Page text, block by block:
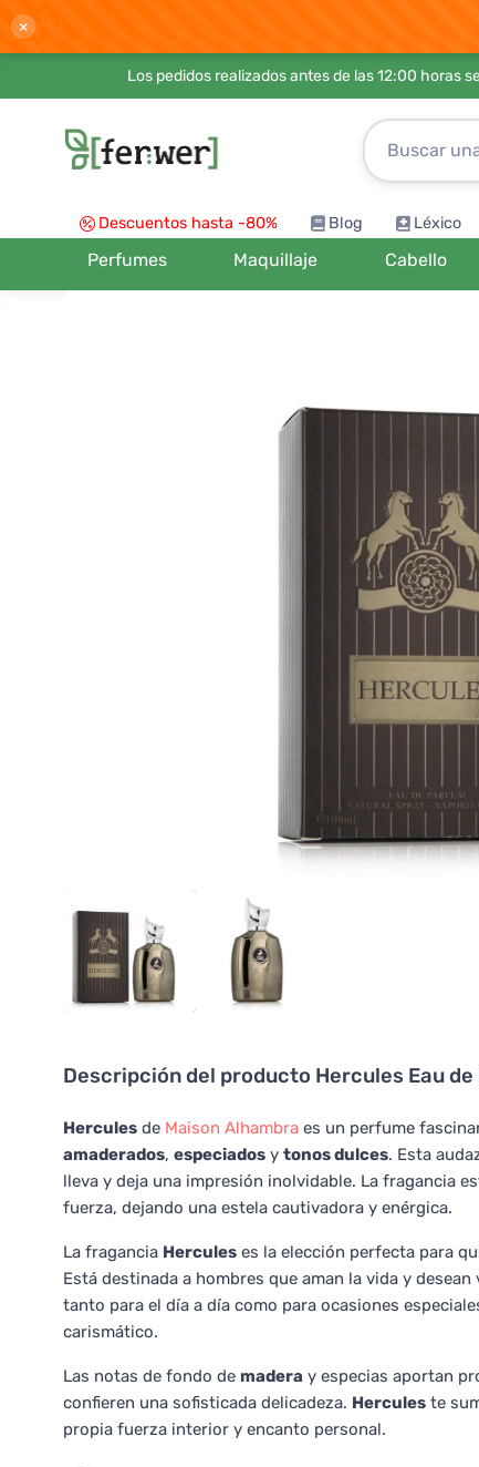
×
Los pedidos realizados antes de las 12:00 horas
Descuentos hasta -80% Blog Léxico
Perfumes Maquillaje Cabello
Descripción del producto Hercules Eau
Hercules de Maison Alhambra es un perfume
amaderados, especiados y tonos dulces. Esta
lleva y deja una impresión inolvidable. La fragancia
fuerza, dejando una estela cautivadora y enérgica.
La fragancia Hercules es la elección perfecta para
Está destinada a hombres que aman la vida y
tanto para el día a día como para ocasiones
carismático.
Las notas de fondo de madera y especias aportan
confieren una sofisticada delicadeza. Hercules te
propia fuerza interior y encanto personal.